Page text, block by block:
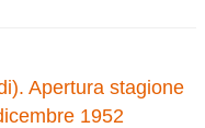
Apertura stagione
1952